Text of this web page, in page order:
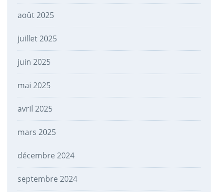
août 2025
juillet 2025
juin 2025
mai 2025
avril 2025
mars 2025
décembre 2024
septembre 2024